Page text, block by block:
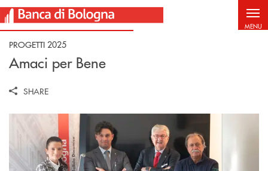
Salta al contenuto principale
MENU
PROGETTI 2025
Amaci per Bene
SHARE